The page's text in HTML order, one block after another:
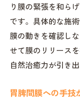
り膜の緊張を和ら
です。具体的な施
膜の動きを確認し
せて膜のリリース
自然治癒力が引き出
胃脾間膜への手技